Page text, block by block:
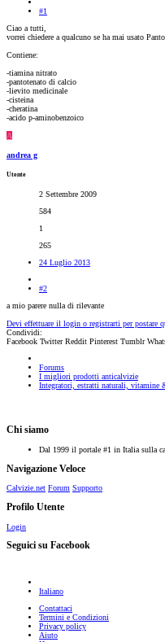
#1
Ciao a tutti,
vorrei chiedere a qualcuno se ha mai usato
Contiene:
-tiamina nitrato
-pantotenato di calcio
-lievito medicinale
-cisteina
-cheratina
-acido p-aminobenzoico
A
andrea g
Utente
2 Settembre 2009
584
1
265
24 Luglio 2013
#2
a mio parere nulla di rilevante
Devi effettuare il login o registrarti per postare
Condividi:
Facebook Twitter Reddit Pinterest Tumblr
Forums
I migliori prodotti anticalvizie
Integratori, estratti naturali, vitamine
Chi siamo
Dal 1999 il portale #1 in Italia sulla
Navigazione Veloce
Calvizie.net Forum Supporto
Profilo Utente
Login
Seguici su Facebook
Italiano
Contattaci
Termini e Condizioni
Privacy policy
Aiuto